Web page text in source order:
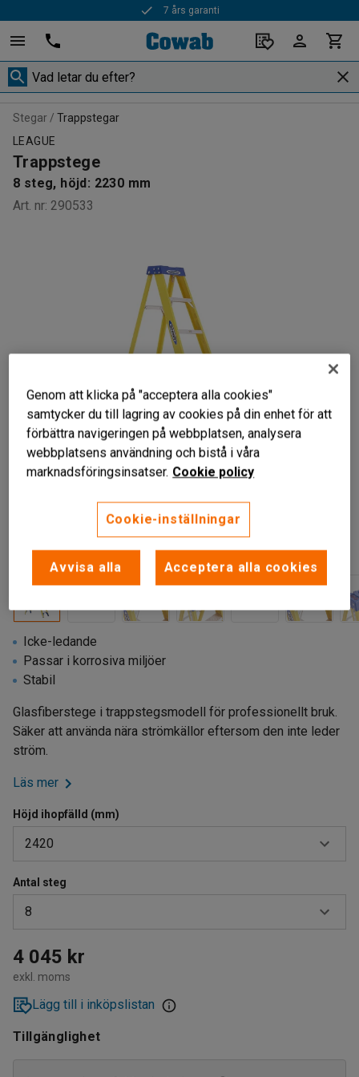
7 års garanti
Stegar
Trappstegar
LEAGUE
Trappstege
8 steg, höjd: 2230 mm
Art. nr: 290533
Icke-ledande
Passar i korrosiva miljöer
Stabil
Glasfiberstege i trappstegsmodell för professionellt bruk.
Säker att använda nära strömkällor eftersom den inte leder
ström.
Läs mer
Höjd ihopfälld (mm)
2420
1240
1840
2420
3020
3620
Antal steg
8
4
6
8
10
4 045 kr
exkl. moms
Lägg till i inköpslistan
Tillgänglighet
Genom att klicka på "acceptera alla cookies"
samtycker du till lagring av cookies på din enhet för att
förbättra navigeringen på webbplatsen, analysera
webbplatsens användning och bistå i våra
marknadsföringsinsatser. Cookie policy
Cookie-inställningar
Avvisa alla Acceptera alla cookies